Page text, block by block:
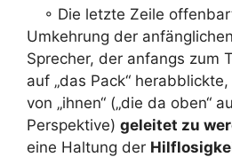
◦ Die letzte Zeile
Umkehrung der
Sprecher, der anfangs zum
auf „das Pack“
von „ihnen“ („die da oben“
Perspektive) geleitet zu
eine Haltung der